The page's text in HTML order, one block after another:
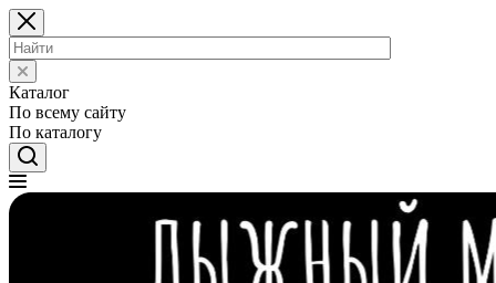
Каталог
По всему сайту
По каталогу